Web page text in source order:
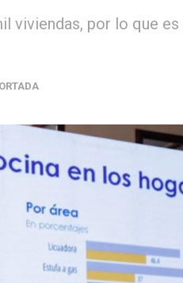
viviendas, por lo que es